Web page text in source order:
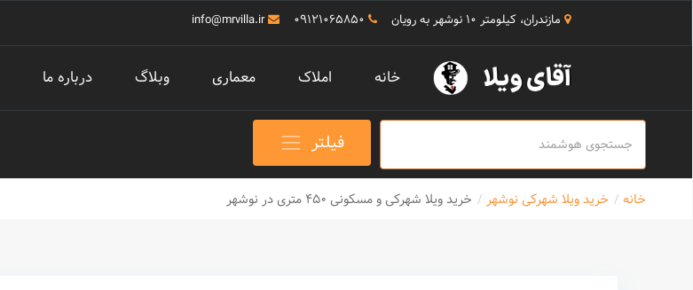
مازندران، کیلومتر 10 نوشهر به رویان 09121065850
info@mrvilla.ir
خانه املاک معماری وبلاگ درباره ما
فیلتر
خانه خرید ویلا شهرکی نوشهر خرید ویلا شهرکی و مسکونی 450 متری در نوشهر